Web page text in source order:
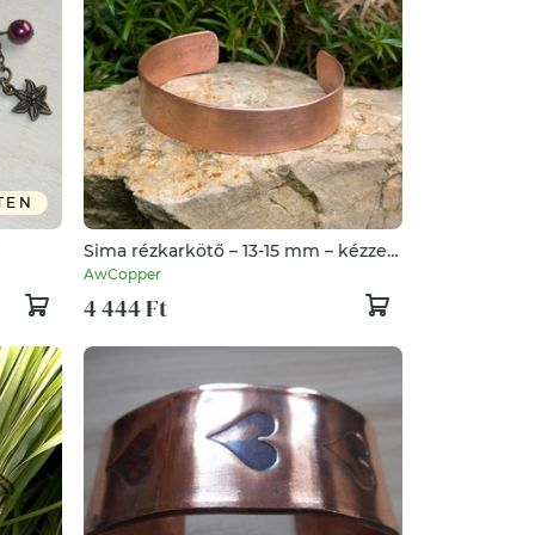
Sima rézkarkötő – 13-15 mm – kézzel
készített - vörösréz
AwCopper
4 444 Ft